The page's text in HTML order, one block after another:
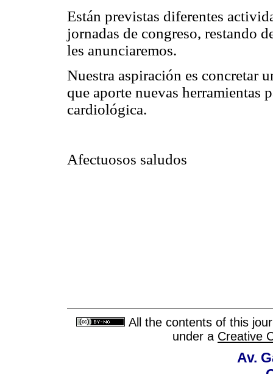
Están previstas diferentes
jornadas de congreso, restando
les anunciaremos.
Nuestra aspiración es concretar
que aporte nuevas herramientas
cardiológica.
Afectuosos saludos
All the contents of this
under a Creative
Av.